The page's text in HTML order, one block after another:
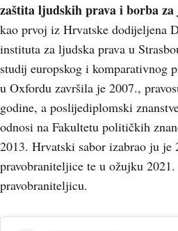
zaštita ljudskih prava i borba za
kao prvoj iz Hrvatske dodijeljena
instituta za ljudska prava u
studij europskog i komparativnog
u Oxfordu završila je 2007.,
godine, a poslijediplomski
odnosi na Fakultetu političkih
2013. Hrvatski sabor izabrao ju je
pravobraniteljice te u ožujku
pravobraniteljicu.